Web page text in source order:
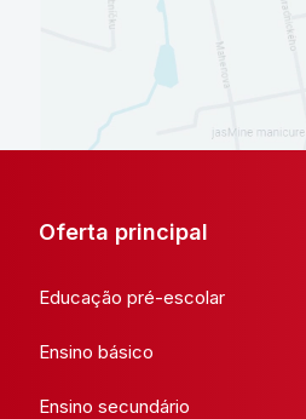
Oferta principal
Educação pré-escolar
Ensino básico
Ensino secundário